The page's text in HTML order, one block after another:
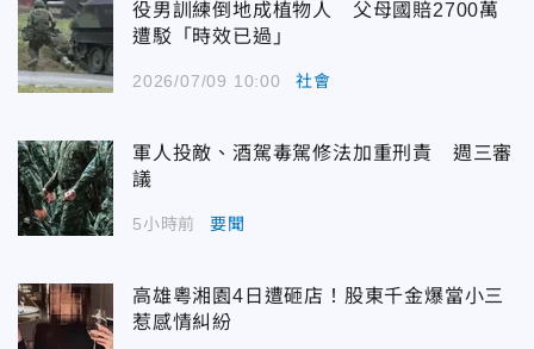
役男訓練倒地成植物人 父母國賠2700萬
遭駁「時效已過」
2026/07/09 10:00 社會
軍人投敵、酒駕毒駕修法加重刑責 週三審
議
5小時前 要聞
高雄粵湘園4日遭砸店！股東千金爆當小三
惹感情糾紛